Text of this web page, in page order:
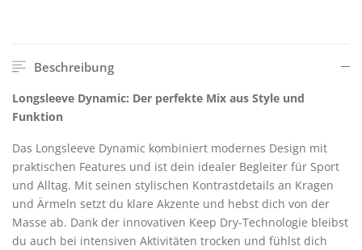
Beschreibung
Longsleeve Dynamic: Der perfekte Mix aus Style und
Funktion
Das Longsleeve Dynamic kombiniert modernes Design mit
praktischen Features und ist dein idealer Begleiter für Sport
und Alltag. Mit seinen stylischen Kontrastdetails an Kragen
und Ärmeln setzt du klare Akzente und hebst dich von der
Masse ab. Dank der innovativen Keep Dry-Technologie bleibst
du auch bei intensiven Aktivitäten trocken und fühlst dich